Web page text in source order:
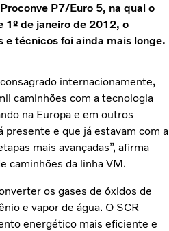
P7/Euro 5, na qual o
1º de janeiro de 2012, o
e técnicos foi ainda mais longe.
internacionamente,
caminhões com a tecnologia
na Europa e em outros
presente e que já estavam com a
mais avançadas”, afirma
caminhões da linha VM.
os gases de óxidos de
e vapor de água. O SCR
energético mais eficiente e